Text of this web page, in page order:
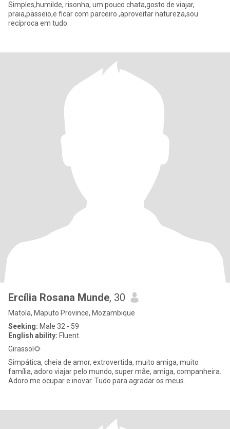
Simples,humilde, risonha, um pouco chata,gosto de viajar,
praia,passeio,e ficar com parceiro ,aproveitar natureza,sou
recíproca em tudo
Ercília Rosana Munde, 30
Matola, Maputo Province, Mozambique
Seeking: Male 32 - 59
English ability: Fluent
Girassol🌻
Simpática, cheia de amor, extrovertida, muito amiga, muito
família, adoro viajar pelo mundo, super mãe, amiga, companheira.
Adoro me ocupar e inovar. Tudo para agradar os meus.